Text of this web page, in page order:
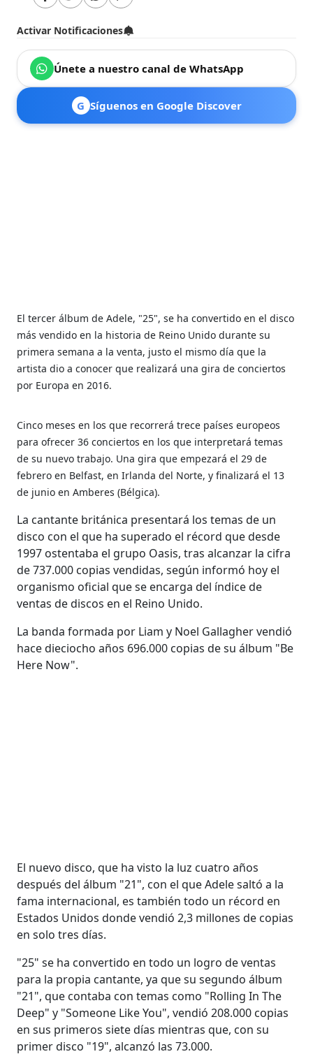
Activar Notificaciones
Únete a nuestro canal de WhatsApp
G Síguenos en Google Discover
El tercer álbum de Adele, "25", se ha convertido en el disco
más vendido en la historia de Reino Unido durante su
primera semana a la venta, justo el mismo día que la
artista dio a conocer que realizará una gira de conciertos
por Europa en 2016.
Cinco meses en los que recorrerá trece países europeos
para ofrecer 36 conciertos en los que interpretará temas
de su nuevo trabajo. Una gira que empezará el 29 de
febrero en Belfast, en Irlanda del Norte, y finalizará el 13
de junio en Amberes (Bélgica).
La cantante británica presentará los temas de un
disco con el que ha superado el récord que desde
1997 ostentaba el grupo Oasis, tras alcanzar la cifra
de 737.000 copias vendidas, según informó hoy el
organismo oficial que se encarga del índice de
ventas de discos en el Reino Unido.
La banda formada por Liam y Noel Gallagher vendió
hace dieciocho años 696.000 copias de su álbum "Be
Here Now".
El nuevo disco, que ha visto la luz cuatro años
después del álbum "21", con el que Adele saltó a la
fama internacional, es también todo un récord en
Estados Unidos donde vendió 2,3 millones de copias
en solo tres días.
"25" se ha convertido en todo un logro de ventas
para la propia cantante, ya que su segundo álbum
"21", que contaba con temas como "Rolling In The
Deep" y "Someone Like You", vendió 208.000 copias
en sus primeros siete días mientras que, con su
primer disco "19", alcanzó las 73.000.